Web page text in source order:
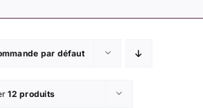
par défaut
12 produits